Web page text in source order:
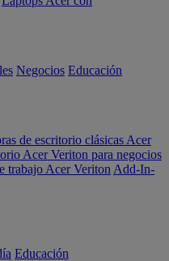
Negocios Educación
de escritorio clásicas Acer
Acer Veriton para negocios
trabajo Acer Veriton Add-In-
Educación